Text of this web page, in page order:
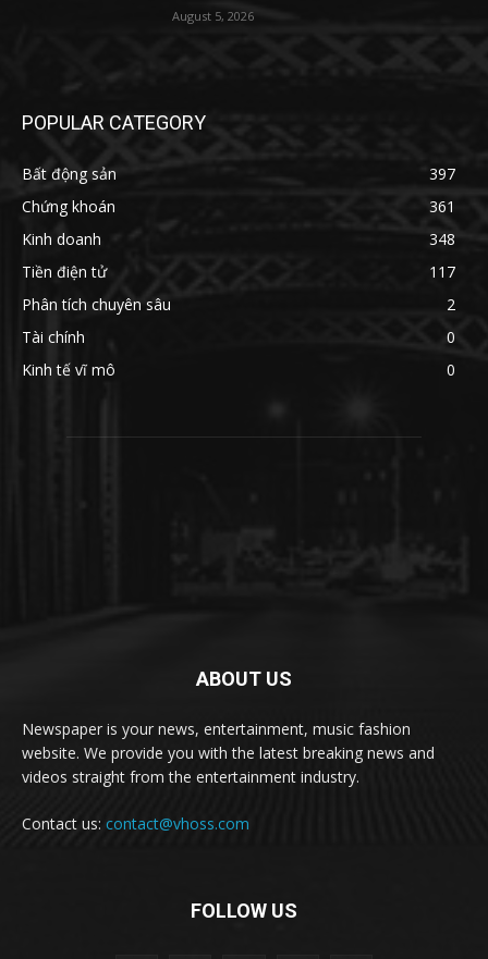
August 5, 2026
POPULAR CATEGORY
Bất động sản
397
Chứng khoán
361
Kinh doanh
348
Tiền điện tử
117
Phân tích chuyên sâu
2
Tài chính
0
Kinh tế vĩ mô
0
ABOUT US
Newspaper is your news, entertainment, music fashion
website. We provide you with the latest breaking news and
videos straight from the entertainment industry.
Contact us: contact@vhoss.com
FOLLOW US